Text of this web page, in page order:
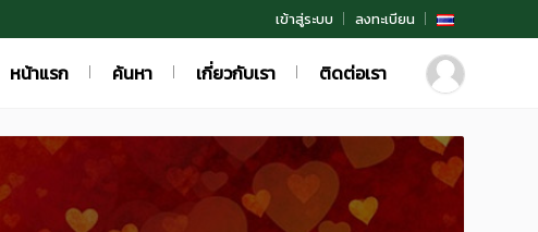
เข้าสู่ระบบ ลงทะเบียน
หน้าแรก ค้นหา เกี่ยวกับเรา ติดต่อเรา